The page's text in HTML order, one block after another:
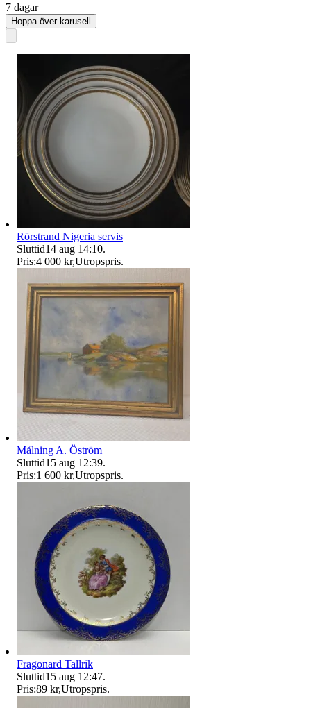
7 dagar
Hoppa över karusell
Rörstrand Nigeria servis
Sluttid14 aug 14:10.
Pris:4 000 kr,Utropspris.
Målning A. Öström
Sluttid15 aug 12:39.
Pris:1 600 kr,Utropspris.
Fragonard Tallrik
Sluttid15 aug 12:47.
Pris:89 kr,Utropspris.